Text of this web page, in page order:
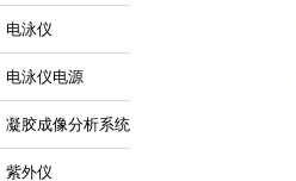
电泳仪
电泳仪电源
凝胶成像分析系统
紫外仪